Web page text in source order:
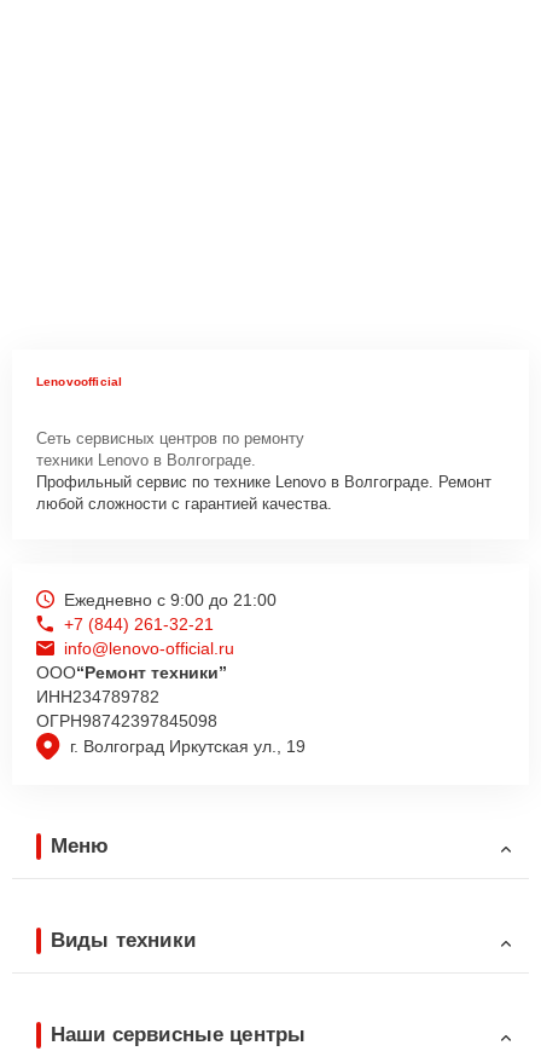
Lenovoofficial
Сеть сервисных центров по ремонту
техники Lenovo в Волгограде.
Профильный сервис по технике Lenovo в Волгограде. Ремонт
любой сложности с гарантией качества.
г. Волгоград Иркутская ул., 19
Ежедневно с 9:00 до 21:00
+7 (844) 261-32-21
info@lenovo-official.ru
ООО“Ремонт техники”
ИНН234789782
ОГРН98742397845098
Меню
Виды техники
Наши сервисные центры